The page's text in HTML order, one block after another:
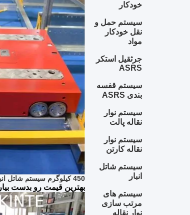
خودکار
سیستم حمل و
نقل خودکار
مواد
جرثقیل استکر
ASRS
سیستم قفسه
بندی ASRS
سیستم نوار
نقاله پالت
سیستم نوار
نقاله کارتن
سیستم شاتل
انبار
سیستم های
مرتب سازی
نوار نقاله
450 کیلوگرم سیستم شاتل انبار استاندارد چهار طرفه ASRS MHS
بهترین قیمت رو بدست بیار